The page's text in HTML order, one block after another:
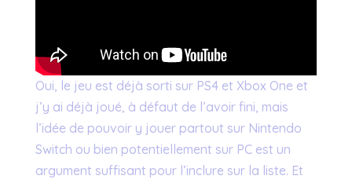
Oui, le jeu est déjà sorti sur PS4 et Xbox One et
j’y ai déjà joué, à défaut de l’avoir fini, mais
l’idée de pouvoir y jouer partout sur Nintendo
Switch ou bien potentiellement sur PC est un
argument suffisant pour l’inclure sur la liste. Et